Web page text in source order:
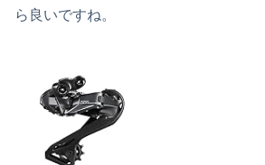
ら良いですね。